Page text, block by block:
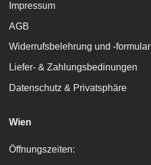
Impressum
AGB
Widerrufsbelehrung und -formular
Liefer- & Zahlungsbedinungen
Datenschutz & Privatsphäre
Wien
Öffnungszeiten: